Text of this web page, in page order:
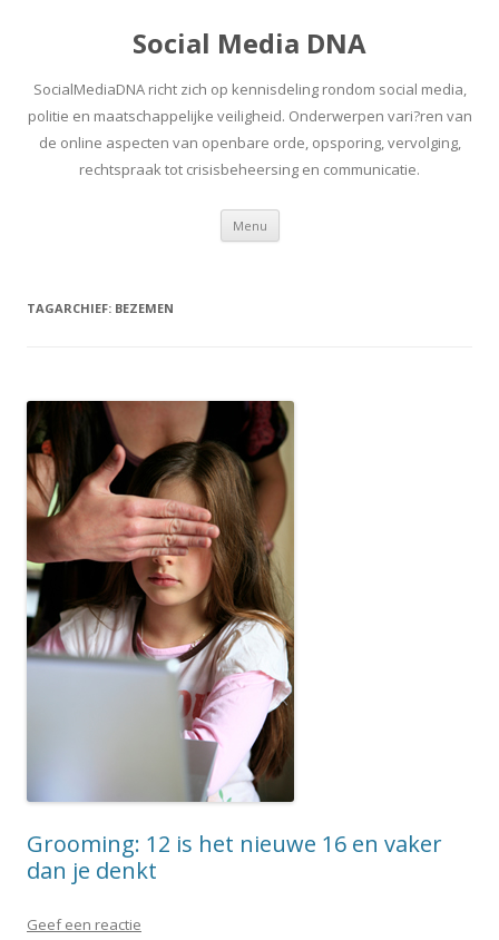
Social Media DNA
SocialMediaDNA richt zich op kennisdeling rondom social media,
politie en maatschappelijke veiligheid. Onderwerpen vari?ren van
de online aspecten van openbare orde, opsporing, vervolging,
rechtspraak tot crisisbeheersing en communicatie.
Menu Spring
inhoud
TAGARCHIEF: BEZEMEN
Grooming: 12 is het nieuwe 16 en vaker
dan je denkt
Geef een reactie